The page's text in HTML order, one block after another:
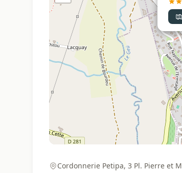
Cordonnerie Petipa, 3 Pl. Pierre et